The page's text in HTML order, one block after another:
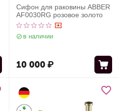
Сифон для раковины ABBER
AF0030RG розовое золото
в наличии
10 000₽